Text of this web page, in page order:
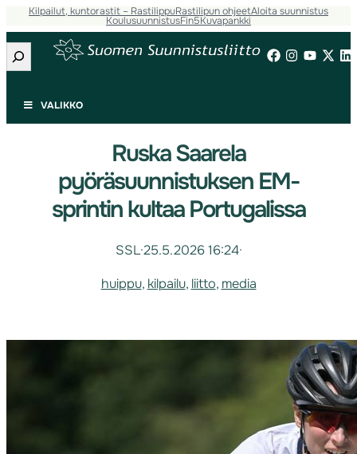
Kilpailut, kuntorastit – RastilippuRastilipun ohjeetAloita suunnistus
KoulusuunnistusFin5Kuvapankki
Etsi
VALIKKO
Ruska Saarela
pyöräsuunnistuksen EM-
sprintin kultaa Portugalissa
SSL·25.5.2026 16:24·
huippu, kilpailu, liitto, media